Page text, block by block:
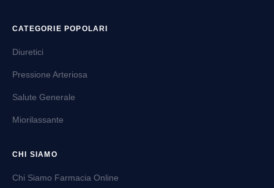
CATEGORIE POPOLARI
Diuretici
Pressione Arteriosa
Salute Generale
Miorilassante
CHI SIAMO
Chi Siamo Farmacia Online